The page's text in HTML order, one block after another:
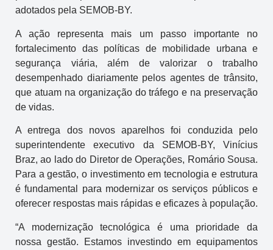
adotados pela SEMOB-BY.
A ação representa mais um passo importante no
fortalecimento das políticas de mobilidade urbana e
segurança viária, além de valorizar o trabalho
desempenhado diariamente pelos agentes de trânsito,
que atuam na organização do tráfego e na preservação
de vidas.
A entrega dos novos aparelhos foi conduzida pelo
superintendente executivo da SEMOB-BY, Vinícius
Braz, ao lado do Diretor de Operações, Romário Sousa.
Para a gestão, o investimento em tecnologia e estrutura
é fundamental para modernizar os serviços públicos e
oferecer respostas mais rápidas e eficazes à população.
“A modernização tecnológica é uma prioridade da
nossa gestão. Estamos investindo em equipamentos